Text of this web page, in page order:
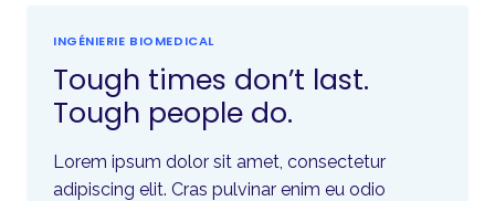
INGÉNIERIE BIOMEDICAL
Tough times don’t last.
Tough people do.
Lorem ipsum dolor sit amet, consectetur
adipiscing elit. Cras pulvinar enim eu odio